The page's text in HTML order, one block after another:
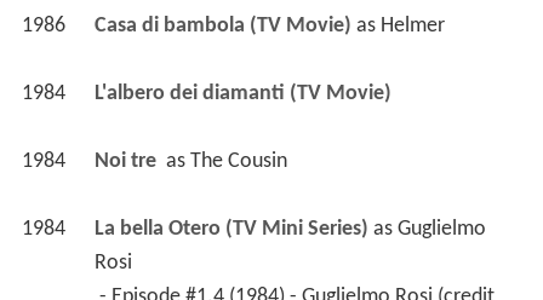
1986 Casa di bambola (TV Movie) as Helmer
1984 L'albero dei diamanti (TV Movie)
1984 Noi tre as The Cousin
1984 La bella Otero (TV Mini Series) as Guglielmo
Rosi